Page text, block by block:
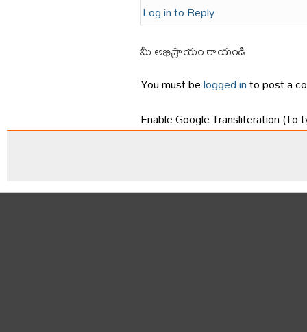
Log in to Reply
మీ అభిప్రాయం రాయండి
You must belogged into post a
Enable Google